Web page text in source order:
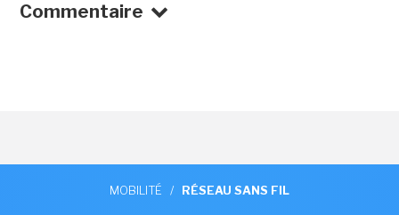
Commentaire
MOBILITÉ / RÉSEAU SANS FIL